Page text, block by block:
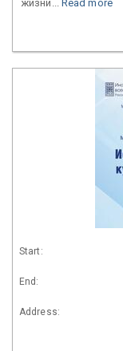
жизни... Read more
Start:
End:
Address: